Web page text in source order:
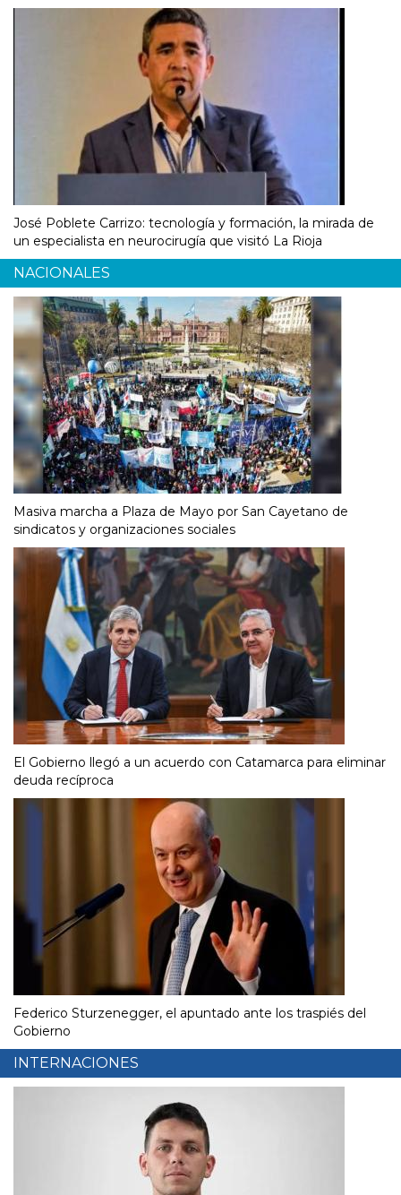
José Poblete Carrizo: tecnología y formación, la mirada de
un especialista en neurocirugía que visitó La Rioja
NACIONALES
Masiva marcha a Plaza de Mayo por San Cayetano de
sindicatos y organizaciones sociales
El Gobierno llegó a un acuerdo con Catamarca para eliminar
deuda recíproca
Federico Sturzenegger, el apuntado ante los traspiés del
Gobierno
INTERNACIONES